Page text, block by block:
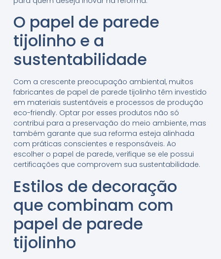
O papel de parede
tijolinho e a
sustentabilidade
Com a crescente preocupação ambiental, muitos
fabricantes de papel de parede tijolinho têm investido
em materiais sustentáveis e processos de produção
eco-friendly. Optar por esses produtos não só
contribui para a preservação do meio ambiente, mas
também garante que sua reforma esteja alinhada
com práticas conscientes e responsáveis. Ao
escolher o papel de parede, verifique se ele possui
certificações que comprovem sua sustentabilidade.
Estilos de decoração
que combinam com
papel de parede
tijolinho